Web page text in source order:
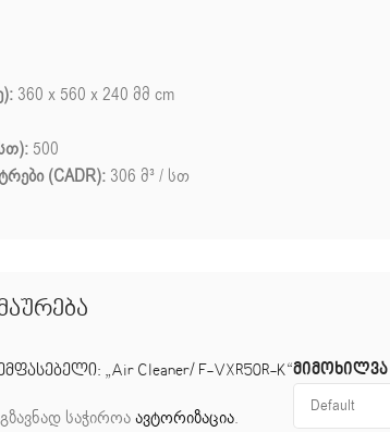
360 x 560 x 240 მმ cm
500
(CADR): 306 მ³ / სთ
მიმოხილვა
„Air Cleaner/ F-VXR50R-K“
საჭიროაავტორიზაცია.